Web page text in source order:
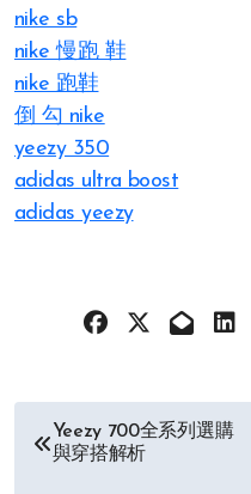
nike sb
nike 慢跑 鞋
nike 跑鞋
倒 勾 nike
yeezy 350
adidas ultra boost
adidas yeezy
文 Yeezy 700全系列選購
與穿搭解析